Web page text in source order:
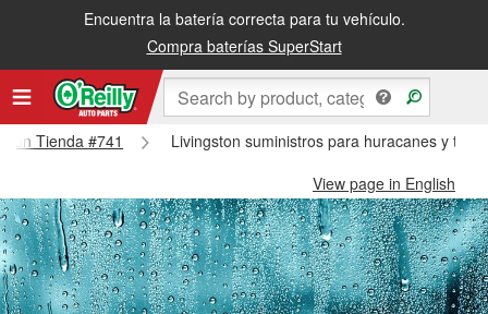
Encuentra la batería correcta para tu vehículo.
Compra baterías SuperStart
Tienda #741
Livingston suministros para huracanes y
View page in English